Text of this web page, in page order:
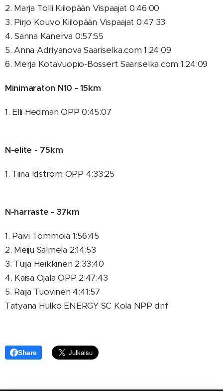
2. Marja Tölli Kiilopään Vispaajat 0:46:00
3. Pirjo Kouvo Kiilopään Vispaajat 0:47:33
4. Sanna Kanerva 0:57:55
5. Anna Adriyanova Saariselka.com 1:24:09
6. Merja Kotavuopio-Bossert Saariselka.com 1:24:09
Minimaraton N10 - 15km
1. Elli Hedman OPP 0:45:07
N-elite - 75km
1. Tiina Idström OPP 4:33:25
N-harraste - 37km
1. Päivi Tommola 1:56:45
2. Meiju Salmela 2:14:53
3. Tuija Heikkinen 2:33:40
4. Kaisa Ojala OPP 2:47:43
5. Raija Tuovinen 4:41:57
Tatyana Hulko ENERGY SC Kola NPP dnf
Share